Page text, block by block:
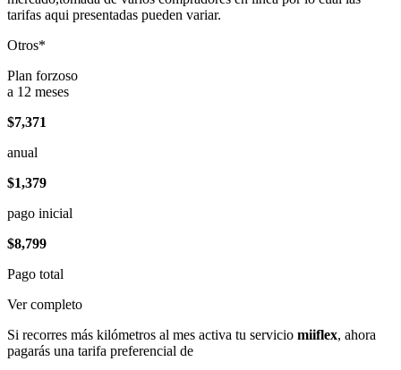
tarifas aqui presentadas pueden variar.
Otros*
Plan forzoso
a 12 meses
$7,371
anual
$1,379
pago inicial
$8,799
Pago total
Ver completo
Si recorres más kilómetros al mes activa tu servicio miiflex, ahora
pagarás una tarifa preferencial de